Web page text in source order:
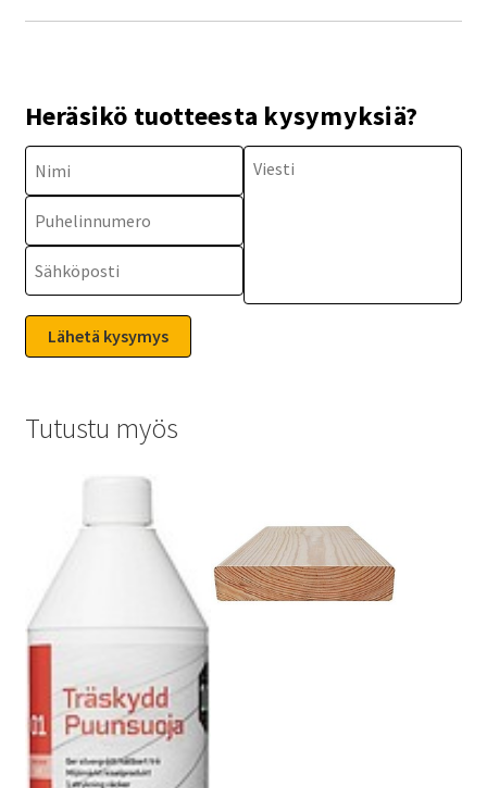
Heräsikö tuotteesta kysymyksiä?
Tutustu myös